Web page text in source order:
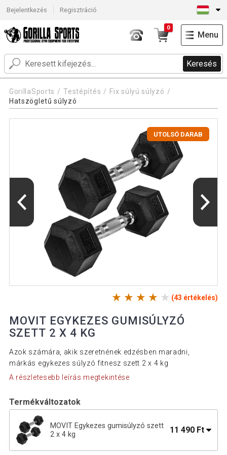
Bejelentkezés Regisztráció
Keresés
0
Menu
GorillaSports Testépítés
Fix súlyú súlyzó
Hatszögletű súlyzó
UTOLSÓ DARAB
(43 értékelés)
MOVIT EGYKEZES GUMISÚLYZÓ
SZETT 2 X 4 KG
Azok számára, akik szeretnének edzésben maradni,
márkás egykezes súlyzó fitnesz szett 2 x 4 kg
A részletesebb leírás megtekintése
Termékváltozatok
MOVIT Egykezes gumisúlyzó szett
2 x 4 kg
11 490 Ft